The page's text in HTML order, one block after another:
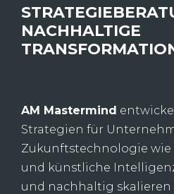
NACHHALTIGE
AM Mastermind
Strategien für
Zukunftstechnologie
und künstliche
und nachhaltig